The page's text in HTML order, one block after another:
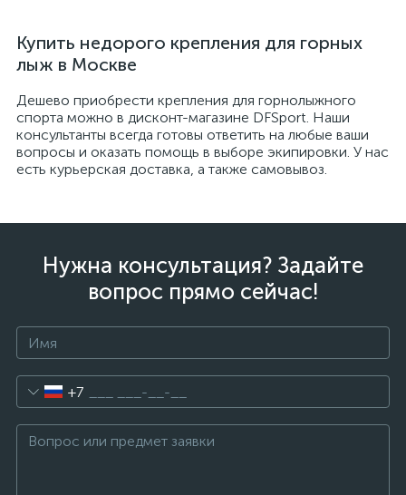
Купить недорого крепления для горных
лыж в Москве
Дешево приобрести крепления для горнолыжного
спорта можно в дисконт-магазине DFSport. Наши
консультанты всегда готовы ответить на любые ваши
вопросы и оказать помощь в выборе экипировки. У нас
есть курьерская доставка, а также самовывоз.
Нужна консультация? Задайте
вопрос прямо сейчас!
+7